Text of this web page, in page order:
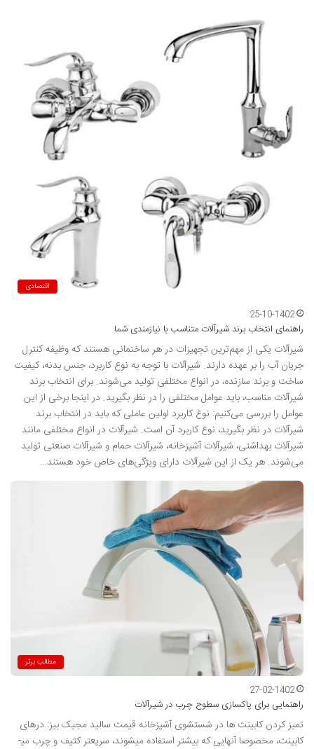
اقتصادی
25-10-1402
راهنمای انتخاب برند شیرآلات متناسب با نیازمندی شما
شیرآلات یکی از مهم‌ترین تجهیزات در هر ساختمانی هستند که وظیفه کنترل
جریان آب را بر عهده دارند. شیرآلات با توجه به نوع کاربرد، جنس بدنه، کیفیت
ساخت و برند سازنده، در انواع مختلفی تولید می‌شوند. برای انتخاب برند
شیرآلات مناسب، باید عوامل مختلفی را در نظر بگیرید. در اینجا برخی از این
عوامل را بررسی می‌کنیم: نوع کاربرد اولین عاملی که باید در انتخاب برند
شیرآلات در نظر بگیرید، نوع کاربرد آن است. شیرآلات در انواع مختلفی مانند
شیرآلات بهداشتی، شیرآلات آشپزخانه، شیرآلات حمام و شیرآلات صنعتی تولید
می‌شوند. هر یک از این شیرآلات دارای ویژگی‌های خاص خود هستند…
مطالب برتر
27-02-1402
راهنمایی برای پاکسازی سطوح چرب در شیرآلات
تمیز کردن کابینت ­ها در شستشوی آشپزخانه قیمت سالید مجیک بیز: درهای
کابینت، مخصوصا آنهایی که بیشتر استفاده می­شوند، سریع­تر کثیف و چرب می­